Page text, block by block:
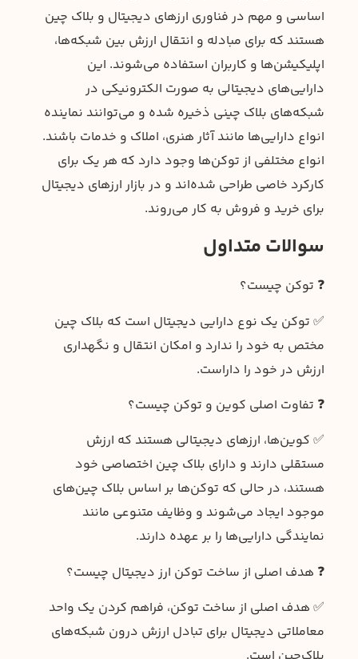
اساسی و مهم در فناوری ارزهای دیجیتال و بلاک چین
هستند که برای مبادله و انتقال ارزش بین شبکه‌ها،
اپلیکیشن‌ها و کاربران استفاده می‌شوند. این
دارایی‌های دیجیتالی به صورت الکترونیکی در
شبکه‌های بلاک چینی ذخیره شده و می‌توانند نماینده
انواع دارایی‌ها مانند آثار هنری، املاک و خدمات باشند.
انواع مختلفی از توکن‌ها وجود دارد که هر یک برای
کارکرد خاصی طراحی شده‌اند و در بازار ارزهای دیجیتال
برای خرید و فروش به کار می‌روند.
سوالات متداول
❓ توکن چیست؟
✅ توکن یک نوع دارایی دیجیتال است که بلاک چین
مختص به خود را ندارد و امکان انتقال و نگهداری
ارزش در خود را داراست.
❓ تفاوت اصلی کوین و توکن چیست؟
✅ کوین‌ها، ارزهای دیجیتالی هستند که ارزش
مستقلی دارند و دارای بلاک چین اختصاصی خود
هستند، در حالی که توکن‌ها بر اساس بلاک چین‌های
موجود ایجاد می‌شوند و وظایف متنوعی مانند
نمایندگی دارایی‌ها را بر عهده دارند.
❓ هدف اصلی از ساخت توکن ارز دیجیتال چیست؟
✅ هدف اصلی از ساخت توکن، فراهم کردن یک واحد
معاملاتی دیجیتال برای تبادل ارزش درون شبکه‌های